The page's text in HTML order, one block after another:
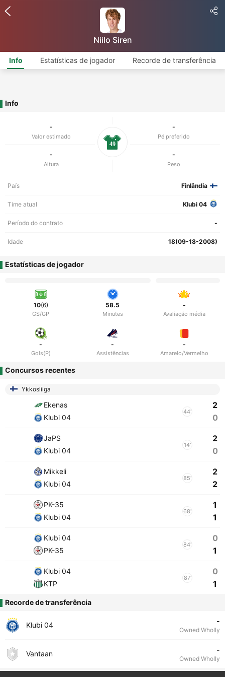
Niilo Siren
Info Estatísticas de jogador Recorde de transferência
Info
-
Valor estimado
-
Pé preferido
-
Altura
-
Peso
49
País Finlândia
Time atual Klubi 04
Período do contrato -
Idade 18(09-18-2008)
Estatísticas de jogador
10(6)
GS/GP
58.5
Minutes
-
Avaliação média
-
Gols(P)
-
Assistências
-
Amarelo/Vermelho
Concursos recentes
Ykkosliiga
Ekenas
Klubi 04
44'
2
0
JaPS
Klubi 04
14'
2
0
Mikkeli
Klubi 04
85'
2
2
PK-35
Klubi 04
68'
1
1
Klubi 04
PK-35
84'
0
1
Klubi 04
KTP
87'
0
1
Recorde de transferência
Klubi 04 -
Owned Wholly
Vantaan -
Owned Wholly